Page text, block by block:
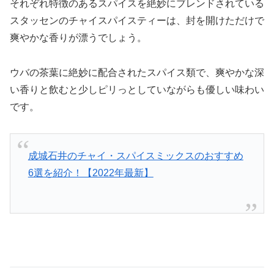
それぞれ特徴のあるスパイスを絶妙にブレンドされている
スタッセンのチャイスパイスティーは、封を開けただけで
爽やかな香りが漂うでしょう。
ウバの茶葉に絶妙に配合されたスパイス類で、爽やかな深
い香りと飲むと少しピリっとしていながらも優しい味わい
です。
成城石井のチャイ・スパイスミックスのおすすめ
6選を紹介！【2022年最新】